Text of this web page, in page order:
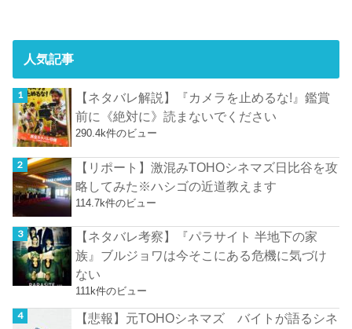
人気記事
【ネタバレ解説】『カメラを止めるな!』鑑賞
前に《絶対に》読まないでください
290.4k件のビュー
【リポート】激混みTOHOシネマズ日比谷を攻
略してみた※ハシゴの近道教えます
114.7k件のビュー
【ネタバレ考察】『パラサイト 半地下の家
族』ブルジョワは今そこにある危機に気づけ
ない
111k件のビュー
【悲報】元TOHOシネマズ バイトが語るシネ